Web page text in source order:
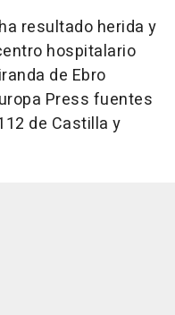
resultado herida y
hospitalario
de Ebro
Press fuentes
de Castilla y